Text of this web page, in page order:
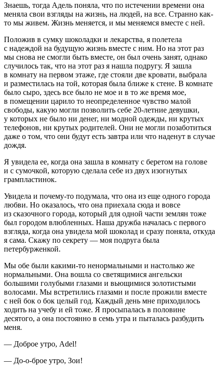
Знаешь, тогда Адель поняла, что по истечении времени она
меняла свои взгляды на жизнь, на людей, на все. Странно как-
то мы живем. Жизнь меняется, и мы меняемся вместе с ней.
Положив в сумку шоколадки и лекарства, я полетела
с надеждой на будущую жизнь вместе с ним. Но на этот раз
мы снова не смогли быть вместе, он был очень занят, однако
случилось так, что на этот раз я нашла подругу. Я зашла
в комнату на первом этаже, где стояли две кровати, выбрала
и разместилась на той, которая была ближе к стене. В комнате
было сыро, здесь все было не мое и в то же время мое,
в помещении царило то неопределенное чувство малой
свободы, какую могли позволить себе 20-летние девушки,
у которых не было ни денег, ни модной одежды, ни крутых
телефонов, ни крутых родителей. Они не могли позаботиться
даже о том, что они будут есть завтра или что наденут в случае
дождя.
Я увидела ее, когда она зашла в комнату с беретом на голове
и с сумочкой, которую сделала себе из двух изогнутых
грампластинок.
Увидела и почему-то подумала, что она из еще одного города
любви. Но оказалось, что она приехала сюда и вовсе
из сказочного города, который для одной части землян тоже
был городом влюбленных. Наша дружба началась с первого
взгляда, когда она увидела мой шоколад и сразу поняла, откуда
я сама. Скажу по секрету — моя подруга была
петербурженкой.
Мы обе были какими-то ненормальными и настолько же
нормальными. Она вошла со светящимися ангельски
большими голубыми глазами и вьющимися золотистыми
волосами. Мы встретились глазами и после прожили вместе
с ней бок о бок целый год. Каждый день мне приходилось
ходить на учебу и ей тоже. Я просыпалась в половине
десятого, а она постоянно в семь утра и пыталась разбудить
меня.
— Доброе утро, Adel!
— До-о-брое утро, Зои!